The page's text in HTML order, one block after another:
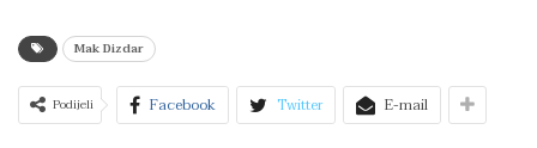
Mak Dizdar
Podijeli Facebook Twitter E-mail